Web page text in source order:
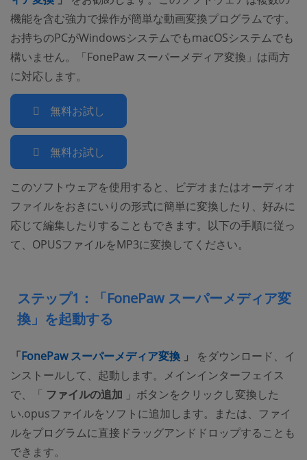
機能を含む強力で操作が簡単な動画変換プログラムです。
お持ちのPCがWindowsシステムでもmacOSシステムでも
構いません。「FonePaw スーパーメディア変換」は両方
に対応します。
無料お試し
無料お試し
このソフトウェアを使用すると、ビデオまたはオーディオ
ファイルをおきにいりの形式に簡単に変換したり、好みに
応じて編集したりすることもできます。以下の手順に従っ
て、OPUSファイルをMP3に変換してください。
ステップ1：「FonePaw スーパーメディア変
換」を起動する
「FonePaw スーパーメディア変換 (opens new window)
」
をダウンロード、イ
ンストールして、起動します。メインインターフェイス
で、「 ファイルの追加 」ボタンをクリックし変換した
い.opusファイルをソフトに追加します。または、ファイ
ルをプログラムに直接ドラッグアンドドロップすることも
できます。